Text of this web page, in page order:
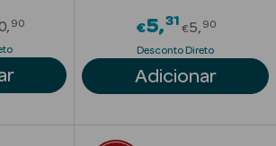
reduced from
90 €5 31Price
€5 90
Desconto Direto
Adicionar